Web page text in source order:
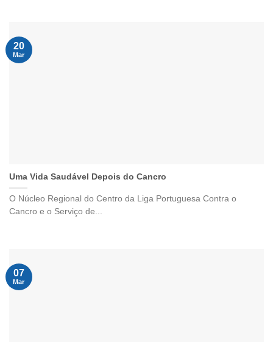
Uma Vida Saudável Depois do Cancro
O Núcleo Regional do Centro da Liga Portuguesa Contra o
Cancro e o Serviço de...
20
Mar
07
Mar